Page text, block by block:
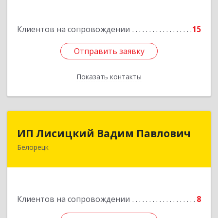
Клиентов на сопровождении 15
Отправить заявку
Показать контакты
Отправить заявку
Назад
ИП Лисицкий Вадим Павлович
Белорецк
Клиентов на сопровождении 8
ИП Лисицкий Вадим Павлович
453501, Башкортостан Респ, Белорецк г,